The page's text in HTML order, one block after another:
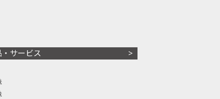
・サービス